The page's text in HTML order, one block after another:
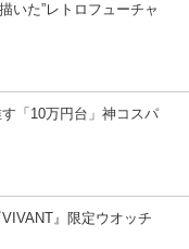
いた”レトロフューチャ
「10万円台」神コスパ
』限定ウオッチ